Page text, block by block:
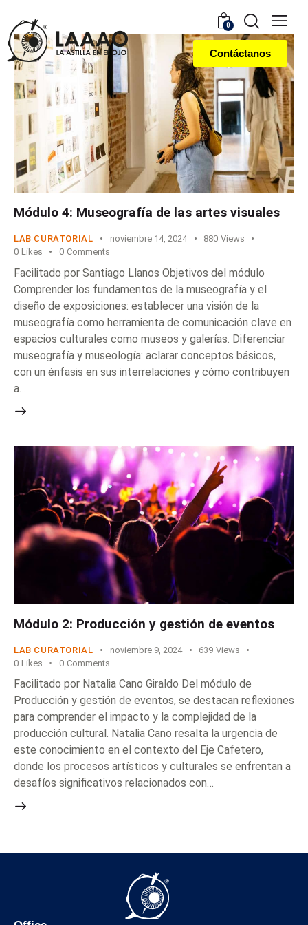
0
Contáctanos
Módulo 4: Museografía de las artes visuales
LAB CURATORIAL noviembre 14, 2024 880 Views
0 Likes 0 Comments
Facilitado por Santiago Llanos Objetivos del módulo
Comprender los fundamentos de la museografía y el
diseño de exposiciones: establecer una visión de la
museografía como herramienta de comunicación clave en
espacios culturales como museos y galerías. Diferenciar
museografía y museología: aclarar conceptos básicos,
con un énfasis en sus interrelaciones y cómo contribuyen
a…
Módulo 2: Producción y gestión de eventos
LAB CURATORIAL noviembre 9, 2024 639 Views
0 Likes 0 Comments
Facilitado por Natalia Cano Giraldo Del módulo de
Producción y gestión de eventos, se destacan reflexiones
para comprender el impacto y la complejidad de la
producción cultural. Natalia Cano resalta la urgencia de
este conocimiento en el contexto del Eje Cafetero,
donde los procesos artísticos y culturales se enfrentan a
desafíos significativos relacionados con…